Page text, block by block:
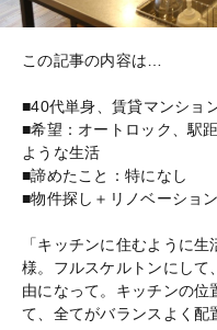
この記事の内容は…
■40代単身、賃貸マンショ
■希望：オートロック、駅
ような生活
■諦めたこと：特になし
■物件探し＋リノベーショ
「キッチンに住むように
様。フルスケルトンにして
由になって。キッチンの位
て、全てがバランスよく配